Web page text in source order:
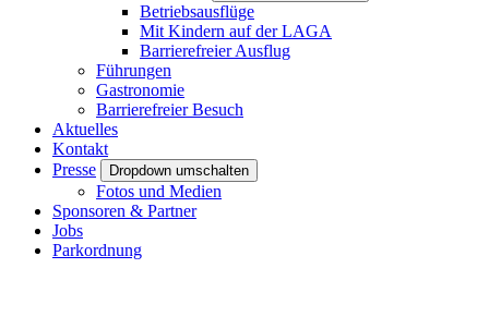
Betriebsausflüge
Mit Kindern auf der LAGA
Barrierefreier Ausflug
Führungen
Gastronomie
Barrierefreier Besuch
Aktuelles
Kontakt
Presse
Dropdown umschalten
Fotos und Medien
Sponsoren & Partner
Jobs
Parkordnung